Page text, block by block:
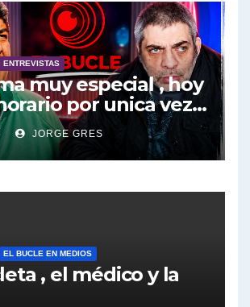
ENTREVISTAS
muy especial , hoy
por unica vez .
en vivo sobran
te esperamos
10:30 3/8/2026
JORGE GRES
EL BUCLE EN MEDIOS
, el médico y la